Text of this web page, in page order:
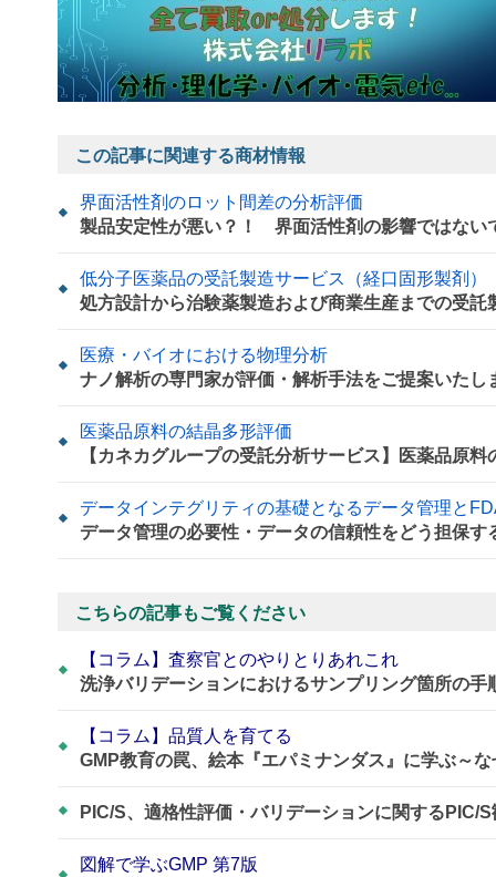
この記事に関連する商材情報
界面活性剤のロット間差の分析評価
製品安定性が悪い？！ 界面活性剤の影響ではない
低分子医薬品の受託製造サービス（経口固形製剤）
処方設計から治験薬製造および商業生産までの受託
医療・バイオにおける物理分析
ナノ解析の専門家が評価・解析手法をご提案いたし
医薬品原料の結晶多形評価
【カネカグループの受託分析サービス】医薬品原料
データインテグリティの基礎となるデータ管理と
データ管理の必要性・データの信頼性をどう担保す
こちらの記事もご覧ください
【コラム】査察官とのやりとりあれこれ
洗浄バリデーションにおけるサンプリング箇所の手
【コラム】品質人を育てる
GMP教育の罠、絵本『エパミナンダス』に学ぶ～
PIC/S、適格性評価・バリデーションに関するPIC/
図解で学ぶGMP 第7版